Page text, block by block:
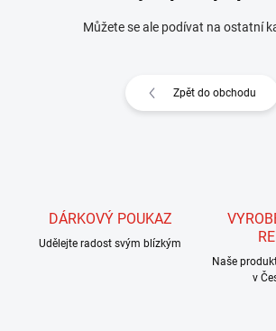
Můžete se ale podívat na ostatní
Zpět do obchodu
DÁRKOVÝ POUKAZ
Udělejte radost svým blízkým
Naše
v